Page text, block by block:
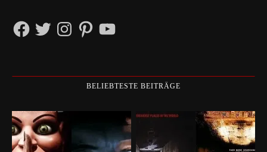
FacebookTwitterInstagramPinterestYouTube
BELIEBTESTE BEITRÄGE